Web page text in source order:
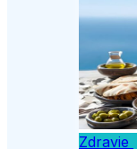
Zdravie